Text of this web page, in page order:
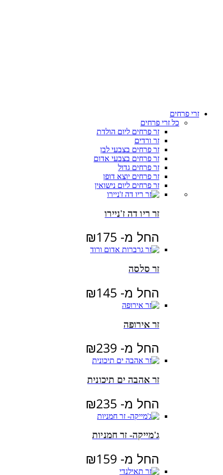
זרי פרחים
כל זרי פרחים
זר פרחים ליום הולדת
זר ורדים
זר פרחים בצבעי לבן
זר פרחים בצבעי אדום
זר פרחים גדול
זר פרחים יוצא דופן
זר פרחים ליום נישואין
זר ריו דה ז'ניירו
החל מ- ₪175
זר סלסה
החל מ- ₪145
זר אירופה
החל מ- ₪239
זר אהבה ים תיכונית
החל מ- ₪235
ג'מייקה- זר חמניות
החל מ- ₪159